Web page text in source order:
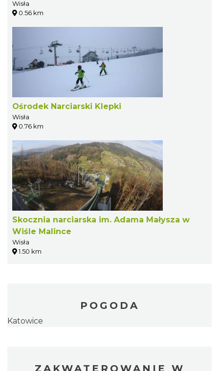
Wisła
0.56 km
Ośrodek Narciarski Klepki
Wisła
0.76 km
Skocznia narciarska im. Adama Małysza w
Wiśle Malince
Wisła
1.50 km
POGODA
Katowice